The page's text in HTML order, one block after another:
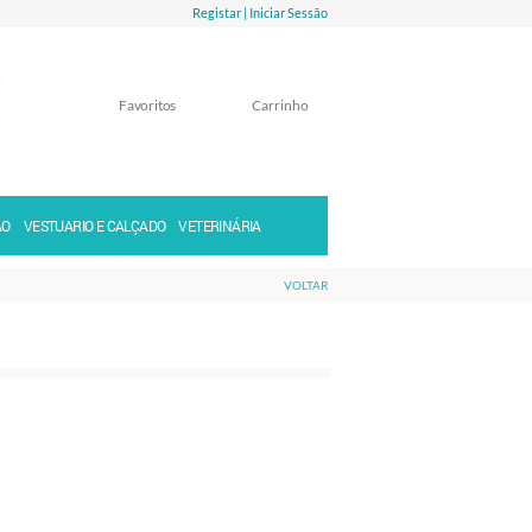
Registar | Iniciar Sessão
Carrinho
Favoritos
VESTUARIO E CALÇADO VETERINÁRIA
VOLTAR